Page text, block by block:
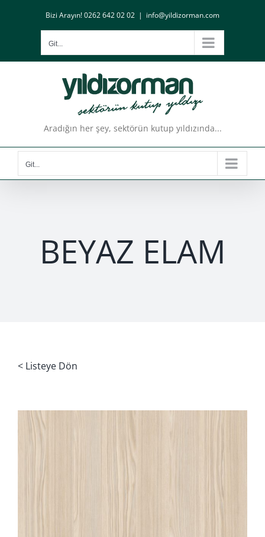
Bizi Arayın! 0262 642 02 02 | info@yildizorman.com
Git...
Aradığın her şey, sektörün kutup yıldızında...
Git...
BEYAZ ELAM
< Listeye Dön